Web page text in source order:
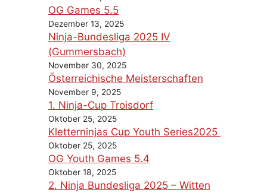
OG Games 5.5
Dezember 13, 2025
Ninja-Bundesliga 2025 IV
(Gummersbach)
November 30, 2025
Österreichische Meisterschaften
November 9, 2025
1. Ninja-Cup Troisdorf
Oktober 25, 2025
Kletterninjas Cup Youth Series2025
Oktober 25, 2025
OG Youth Games 5.4
Oktober 18, 2025
2. Ninja Bundesliga 2025 – Witten